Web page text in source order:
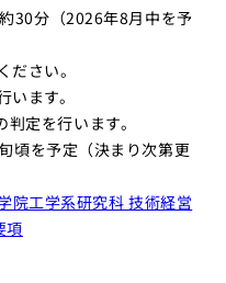
30分（2026年8月中を予
さい。
ます。
定を行います。
頃を予定（決まり次第更
院工学系研究科 技術経営
項